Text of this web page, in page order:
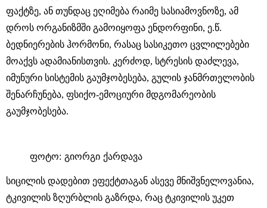
ფაქტზე, ან თუნდაც ეღიმება რაიმე სასიამოვნოზე, ამ
დროს ორგანიზმში გამოიყოფა ენდორფინი, ე.წ.
ბედნიერების ჰორმონი, რასაც სასიკეთო ცვლილებები
მოაქვს ადამიანისთვის. კერძოდ, სტრესის დაძლევა,
იმუნური სისტემის გაუმჯობესება, გულის ჯანმრთელობის
შენარჩუნება, ფსიქო-ემოციური მდგომარეობის
გაუმჯობესება.
ფოტო: გიორგი ქარდავა
სიცილის დადებით ეფექტთაგან ასევე მნიშვნელოვანია,
ტკივილის ზღურბლის გაზრდა, რაც ტკივილის უკეთ